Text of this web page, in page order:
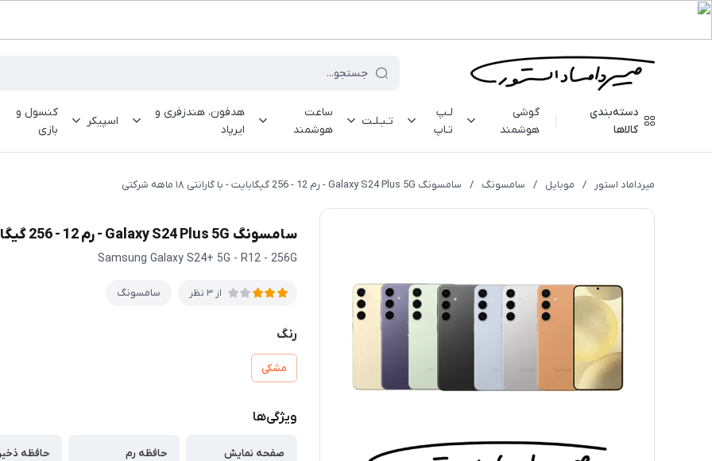
دسته‌بندی
کالاها
گوشی
هوشمند
لـپ
تـاپ
تـبـلـت
ساعت
هوشمند
هدفون، هندزفری و
ایرپاد
اسپیکر
کنسول و
بازی
میرداماد استور / موبایل / سامسونگ / سامسونگ Galaxy S24 Plus 5G - رم 12 - 256 گیگابایت - با گارانتی ۱۸ ماهه شرکتی
سامسونگ Galaxy S24 Plus 5G - رم 12 - 256 گیگابایت - با گارانتی ۱۸ ماهه شرکتی
Samsung Galaxy S24+ 5G - R12 - 256G
از 3 نظر سامسونگ
رنگ
مشکی
ویژگی‌ها
صفحه نمایش
حافظه رم
حافظه